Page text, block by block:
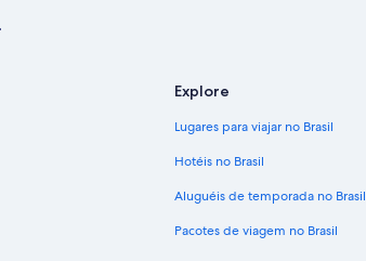
Explore
Lugares para viajar no Brasil
Hotéis no Brasil
Aluguéis de temporada no Brasil
Pacotes de viagem no Brasil